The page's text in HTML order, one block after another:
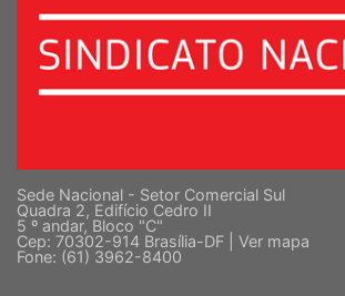
Sede Nacional - Setor Comercial Sul
Quadra 2, Edifício Cedro II
5 º andar, Bloco "C"
Cep: 70302-914 Brasília-DF | Ver mapa
Fone: (61) 3962-8400